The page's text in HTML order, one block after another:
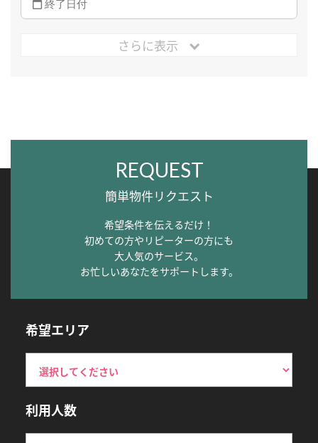
さらに表示
REQUEST
簡単物件リクエスト
希望条件を伝えるだけ！
初めての方やリピーターの方にも
大人気のサービス。
お忙しいあなたをサポートします。
希望エリア
利用人数